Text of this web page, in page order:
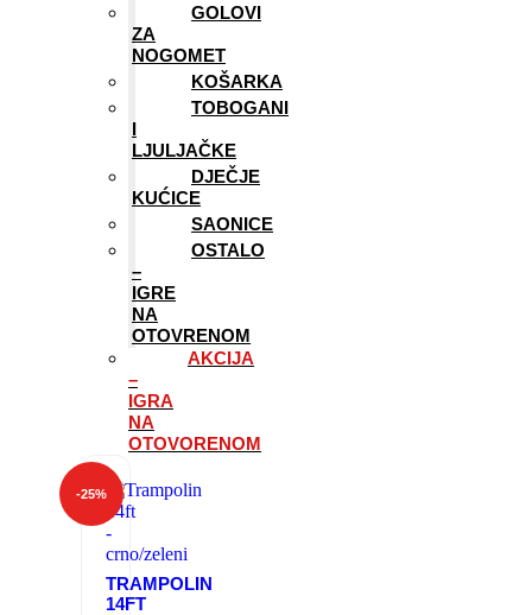
GOLOVI
ZA
NOGOMET
KOŠARKA
TOBOGANI
I
LJULJAČKE
DJEČJE
KUĆICE
SAONICE
OSTALO
–
IGRE
NA
OTOVRENOM
AKCIJA
–
IGRA
NA
OTOVORENOM
-25%
TRAMPOLIN
14FT